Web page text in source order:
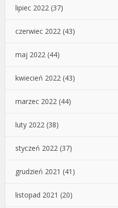
lipiec 2022 (37)
czerwiec 2022 (43)
maj 2022 (44)
kwiecień 2022 (43)
marzec 2022 (44)
luty 2022 (38)
styczeń 2022 (37)
grudzień 2021 (41)
listopad 2021 (20)